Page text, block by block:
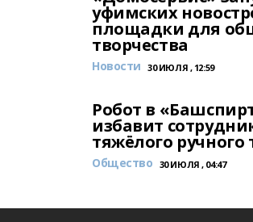
уфимских
площадки для
творчества
Новости 30 ИЮЛЯ , 12:59
Робот в
избавит
тяжёлого ручного
Общество 30 ИЮЛЯ , 04:47